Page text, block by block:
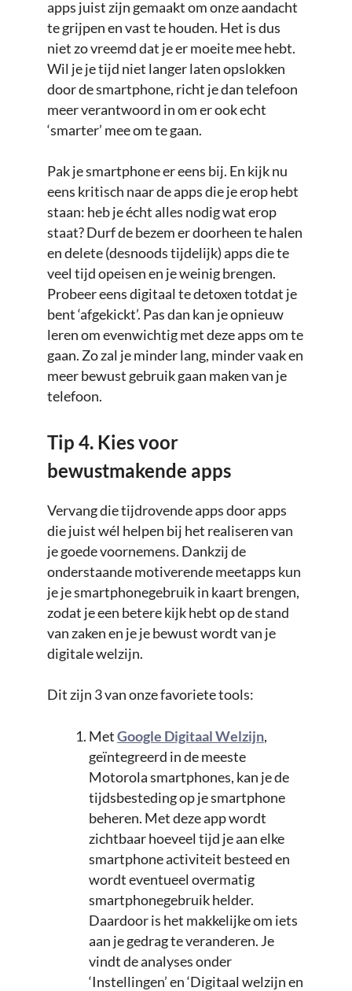
apps juist zijn gemaakt om onze aandacht
te grijpen en vast te houden. Het is dus
niet zo vreemd dat je er moeite mee hebt.
Wil je je tijd niet langer laten opslokken
door de smartphone, richt je dan telefoon
meer verantwoord in om er ook echt
‘smarter’ mee om te gaan.
Pak je smartphone er eens bij. En kijk nu
eens kritisch naar de apps die je erop hebt
staan: heb je écht alles nodig wat erop
staat? Durf de bezem er doorheen te halen
en delete (desnoods tijdelijk) apps die te
veel tijd opeisen en je weinig brengen.
Probeer eens digitaal te detoxen totdat je
bent ‘afgekickt’. Pas dan kan je opnieuw
leren om evenwichtig met deze apps om te
gaan. Zo zal je minder lang, minder vaak en
meer bewust gebruik gaan maken van je
telefoon.
Tip 4. Kies voor
bewustmakende apps
Vervang die tijdrovende apps door apps
die juist wél helpen bij het realiseren van
je goede voornemens. Dankzij de
onderstaande motiverende meetapps kun
je je smartphonegebruik in kaart brengen,
zodat je een betere kijk hebt op de stand
van zaken en je je bewust wordt van je
digitale welzijn.
Dit zijn 3 van onze favoriete tools:
MetGoogle Digitaal Welzijn,
geïntegreerd in de meeste
Motorola smartphones, kan je de
tijdsbesteding op je smartphone
beheren. Met deze app wordt
zichtbaar hoeveel tijd je aan elke
smartphone activiteit besteed en
wordt eventueel overmatig
smartphonegebruik helder.
Daardoor is het makkelijke om iets
aan je gedrag te veranderen. Je
vindt de analyses onder
‘Instellingen’ en ‘Digitaal welzijn en